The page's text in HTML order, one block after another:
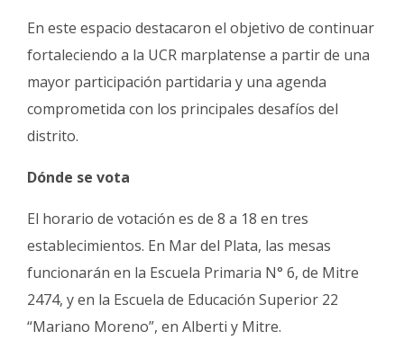
En este espacio destacaron el objetivo de continuar
fortaleciendo a la UCR marplatense a partir de una
mayor participación partidaria y una agenda
comprometida con los principales desafíos del
distrito.
Dónde se vota
El horario de votación es de 8 a 18 en tres
establecimientos. En Mar del Plata, las mesas
funcionarán en la Escuela Primaria N° 6, de Mitre
2474, y en la Escuela de Educación Superior 22
“Mariano Moreno”, en Alberti y Mitre.